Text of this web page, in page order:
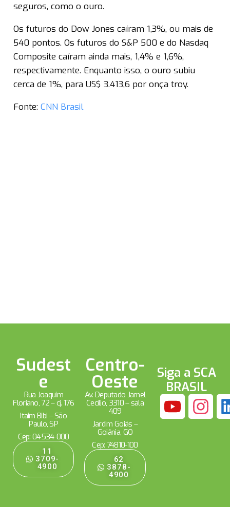
seguros, como o ouro.
Os futuros do Dow Jones caíram 1,3%, ou mais de
540 pontos. Os futuros do S&P 500 e do Nasdaq
Composite caíram ainda mais, 1,4% e 1,6%,
respectivamente. Enquanto isso, o ouro subiu
cerca de 1%, para US$ 3.413,6 por onça troy.
Fonte: CNN Brasil
Sudest
e
Rua Joaquim
Floriano, 72 – cj. 176
Itaim Bibi – São
Paulo, SP
Cep: 04534-000
11
3709-
4900
Centro-
Oeste
Av. Deputado Jamel
Cecílio, 3310 – sala
409
Jardim Goiás –
Goiânia, GO
Cep: 74810-100
62
3878-
4900
Siga a SCA
BRASIL